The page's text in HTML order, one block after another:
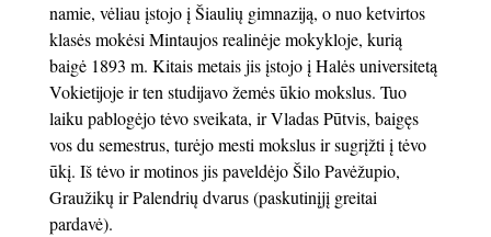
namie, vėliau įstojo į Šiaulių gimnaziją, o nuo ketvirtos
klasės mokėsi Mintaujos realinėje mokykloje, kurią
baigė 1893 m. Kitais metais jis įstojo į Halės universitetą
Vokietijoje ir ten studijavo žemės ūkio mokslus. Tuo
laiku pablogėjo tėvo sveikata, ir Vladas Pūtvis, baigęs
vos du semestrus, turėjo mesti mokslus ir sugrįžti į tėvo
ūkį. Iš tėvo ir motinos jis paveldėjo Šilo Pavėžupio,
Graužikų ir Palendrių dvarus (paskutinįjį greitai
pardavė).